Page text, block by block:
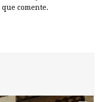
comente.